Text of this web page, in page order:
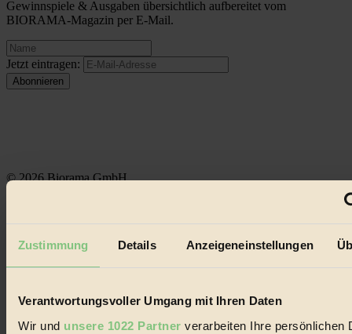
Zustimmung Details Anzeigeneinstellungen
Verantwortungsvoller Umgang mit Ihren Daten
Wir und unsere 1022 Partner verarbeiten Ihre persönlichen
Gewinnspiele & Ausgaben übersichtlich aufbereitet vom
BIORAMA-Magazin per E-Mail.
Jetzt eintragen:
© 2026 Biorama GmbH
Handels mit Bioprodukten, des Fair-Trade sowie der Branche